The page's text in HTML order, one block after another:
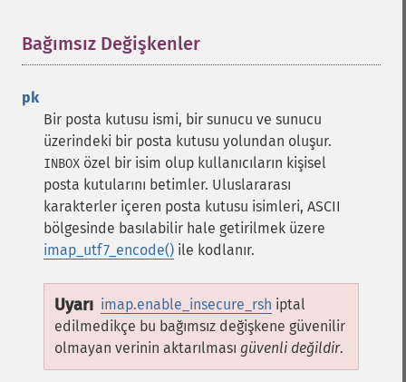
Bağımsız Değişkenler
pk
Bir posta kutusu ismi, bir sunucu ve sunucu
üzerindeki bir posta kutusu yolundan oluşur.
INBOX özel bir isim olup kullanıcıların kişisel
posta kutularını betimler. Uluslararası
karakterler içeren posta kutusu isimleri, ASCII
bölgesinde basılabilir hale getirilmek üzere
imap_utf7_encode() ile kodlanır.
Uyarı imap.enable_insecure_rsh iptal
edilmedikçe bu bağımsız değişkene güvenilir
olmayan verinin aktarılması güvenli değildir.